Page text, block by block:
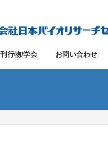
刊行物/学会 お問い合わせ